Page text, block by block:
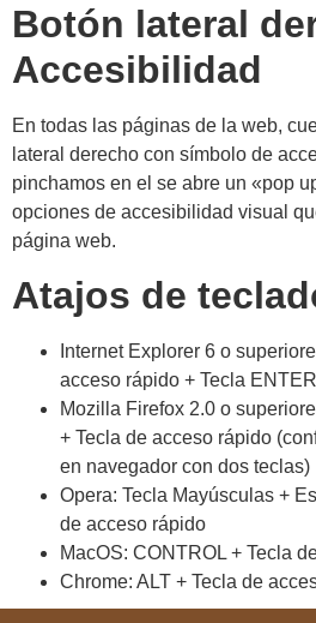
Botón lateral
Accesibilidad
En todas las páginas de la web,
lateral derecho con símbolo de
pinchamos en el se abre un «pop
opciones de accesibilidad visual
página web.
Atajos de
Internet Explorer 6 o
acceso rápido + Tecla ENTER
Mozilla Firefox 2.0 o
+ Tecla de acceso rápido
en navegador con dos teclas)
Opera: Tecla Mayúsculas +
de acceso rápido
MacOS: CONTROL + Tecla
Chrome: ALT + Tecla de